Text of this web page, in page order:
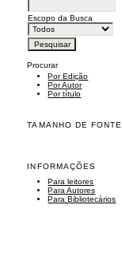
Escopo da Busca
Procurar
Por Edição
Por Autor
Por título
TAMANHO DE FONTE
INFORMAÇÕES
Para leitores
Para Autores
Para Bibliotecários